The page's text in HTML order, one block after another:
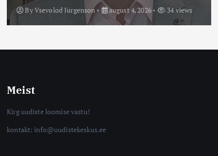
ByVsevolod Jürgenson august 4, 2026 34 views
Meist
Kirg uudiste loomise vastu!
kontakt: info@uudistekeskus.ee